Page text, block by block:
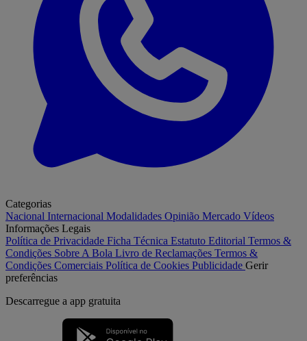
Categorias
Nacional Internacional Modalidades Opinião Mercado Vídeos
Informações Legais
Política de Privacidade Ficha Técnica Estatuto Editorial Termos &
Condições Sobre A Bola Livro de Reclamações Termos &
Condições Comerciais Política de Cookies Publicidade Gerir
preferências
Descarregue a app gratuita